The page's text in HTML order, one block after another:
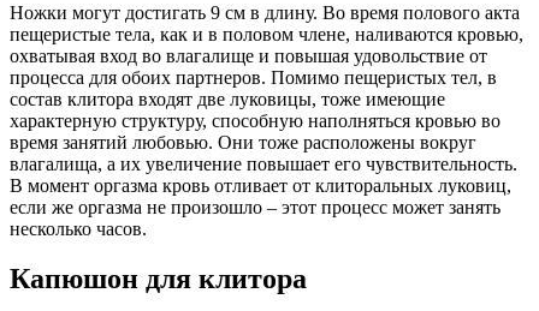
Ножки могут достигать 9 см в длину. Во время полового акта
пещеристые тела, как и в половом члене, наливаются кровью,
охватывая вход во влагалище и повышая удовольствие от
процесса для обоих партнеров. Помимо пещеристых тел, в
состав клитора входят две луковицы, тоже имеющие
характерную структуру, способную наполняться кровью во
время занятий любовью. Они тоже расположены вокруг
влагалища, а их увеличение повышает его чувствительность.
В момент оргазма кровь отливает от клиторальных луковиц,
если же оргазма не произошло – этот процесс может занять
несколько часов.
Капюшон для клитора